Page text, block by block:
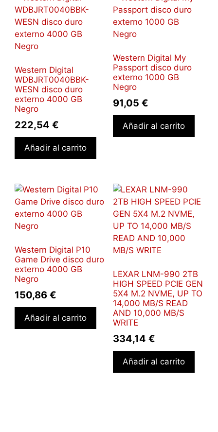
Western Digital
WDBJRT0040BBK-
WESN disco duro
externo 4000 GB
Negro
222,54 €
Añadir al carrito
Western Digital My
Passport disco duro
externo 1000 GB
Negro
91,05 €
Añadir al carrito
Western Digital P10
Game Drive disco duro
externo 4000 GB
Negro
150,86 €
Añadir al carrito
LEXAR LNM-990 2TB
HIGH SPEED PCIE GEN
5X4 M.2 NVME, UP TO
14,000 MB/S READ
AND 10,000 MB/S
WRITE
334,14 €
Añadir al carrito